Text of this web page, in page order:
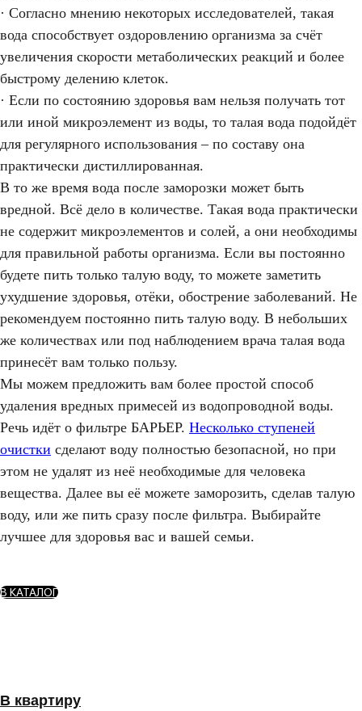
В квартиру
· Согласно мнению некоторых исследователей, такая
вода способствует оздоровлению организма за счёт
увеличения скорости метаболических реакций и более
быстрому делению клеток.
· Если по состоянию здоровья вам нельзя получать тот
или иной микроэлемент из воды, то талая вода подойдёт
для регулярного использования – по составу она
практически дистиллированная.
В то же время вода после заморозки может быть
вредной. Всё дело в количестве. Такая вода практически
не содержит микроэлементов и солей, а они необходимы
для правильной работы организма. Если вы постоянно
будете пить только талую воду, то можете заметить
ухудшение здоровья, отёки, обострение заболеваний. Не
рекомендуем постоянно пить талую воду. В небольших
же количествах или под наблюдением врача талая вода
принесёт вам только пользу.
Мы можем предложить вам более простой способ
удаления вредных примесей из водопроводной воды.
Речь идёт о фильтре БАРЬЕР. Несколько ступеней
очистки сделают воду полностью безопасной, но при
этом не удалят из неё необходимые для человека
вещества. Далее вы её можете заморозить, сделав талую
воду, или же пить сразу после фильтра. Выбирайте
лучшее для здоровья вас и вашей семьи.
В КАТАЛОГ